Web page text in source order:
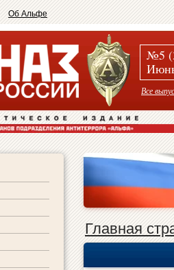
Об Альфе
№5
Все
Главная